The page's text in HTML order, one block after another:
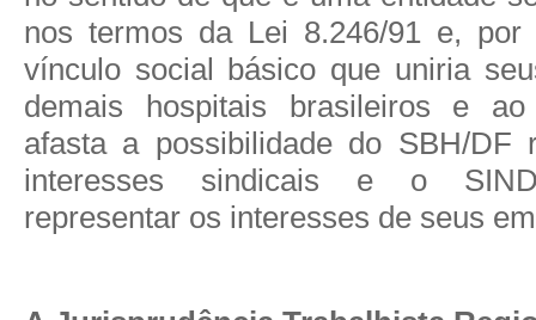
nos termos da Lei 8.246/91 e,
vínculo social básico que uniria
demais hospitais brasileiros e
afasta a possibilidade do SBH/DF
interesses sindicais e o
representar os interesses de seus